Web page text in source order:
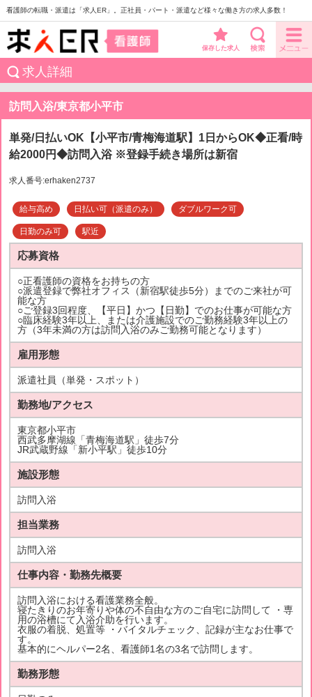
看護師の転職・派遣は「求人ER」。正社員・パート・派遣など様々な働き方の求人多数！
保存した求人
求人詳細
訪問入浴/東京都小平市
単発/日払いOK【小平市/青梅海道駅】1日からOK◆正看/時
給2000円◆訪問入浴 ※登録手続き場所は新宿
求人番号:erhaken2737
給与高め 日払い可（派遣のみ） ダブルワーク可
日勤のみ可 駅近
応募資格
○正看護師の資格をお持ちの方
○派遣登録で弊社オフィス（新宿駅徒歩5分）までのご来社が可
能な方
○ご登録3回程度、【平日】かつ【日勤】でのお仕事が可能な方
○臨床経験3年以上、または介護施設でのご勤務経験3年以上の
方（3年未満の方は訪問入浴のみご勤務可能となります）
雇用形態
派遣社員（単発・スポット）
勤務地/アクセス
東京都小平市
西武多摩湖線「青梅海道駅」徒歩7分
JR武蔵野線「新小平駅」徒歩10分
施設形態
訪問入浴
担当業務
訪問入浴
仕事内容・勤務先概要
訪問入浴における看護業務全般。
寝たきりのお年寄りや体の不自由な方のご自宅に訪問して ・専
用の浴槽にて入浴介助を行います。
衣服の着脱、処置等 ・バイタルチェック、記録が主なお仕事で
す。
基本的にヘルパー2名、看護師1名の3名で訪問します。
勤務形態